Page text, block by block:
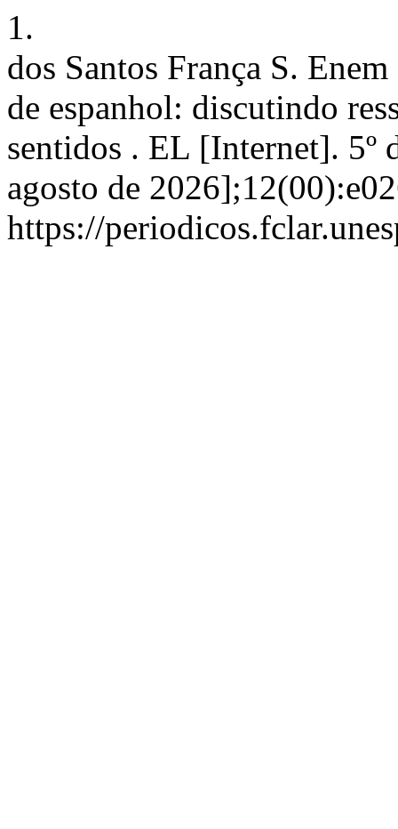
1.
dos Santos França S.
de espanhol: discutindo
sentidos . EL [Internet]. 5º
agosto de
https://